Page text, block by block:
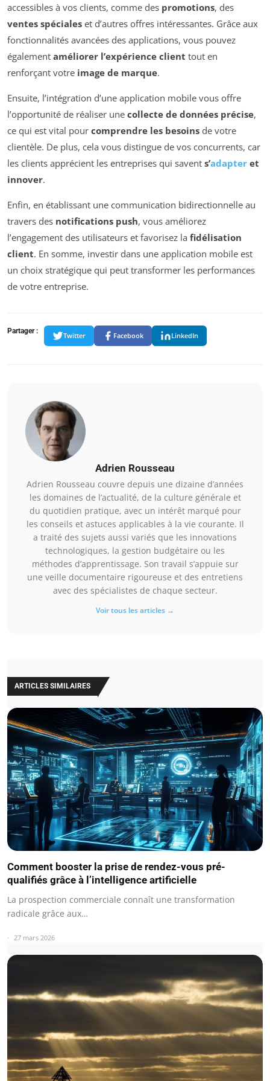
accessibles à vos clients, comme des promotions, des
ventes spéciales et d’autres offres intéressantes. Grâce aux
fonctionnalités avancées des applications, vous pouvez
également améliorer l’expérience client tout en
renforçant votre image de marque.
Ensuite, l’intégration d’une application mobile vous offre
l’opportunité de réaliser une collecte de données précise,
ce qui est vital pour comprendre les besoins de votre
clientèle. De plus, cela vous distingue de vos concurrents, car
les clients apprécient les entreprises qui savent s’adapter et
innover.
Enfin, en établissant une communication bidirectionnelle au
travers des notifications push, vous améliorez
l’engagement des utilisateurs et favorisez la fidélisation
client. En somme, investir dans une application mobile est
un choix stratégique qui peut transformer les performances
de votre entreprise.
Partager :
Twitter Facebook LinkedIn
Adrien Rousseau
Adrien Rousseau couvre depuis une dizaine d’années
les domaines de l’actualité, de la culture générale et
du quotidien pratique, avec un intérêt marqué pour
les conseils et astuces applicables à la vie courante. Il
a traité des sujets aussi variés que les innovations
technologiques, la gestion budgétaire ou les
méthodes d’apprentissage. Son travail s’appuie sur
une veille documentaire rigoureuse et des entretiens
avec des spécialistes de chaque secteur.
Voir tous les articles →
ARTICLES SIMILAIRES
Comment booster la prise de rendez-vous pré-
qualifiés grâce à l’intelligence artificielle
La prospection commerciale connaît une transformation
radicale grâce aux…
27 mars 2026